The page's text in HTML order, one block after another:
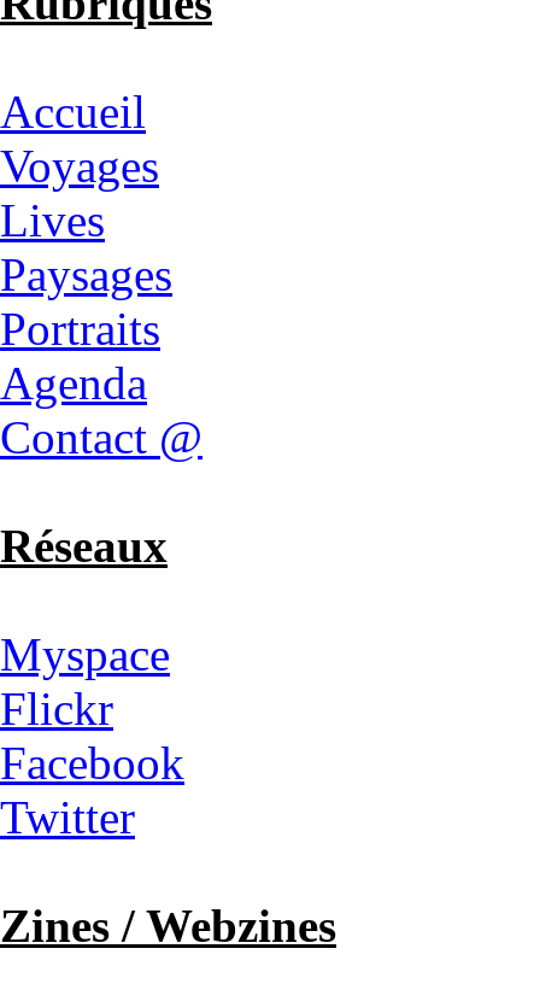
Accueil
Voyages
Lives
Paysages
Portraits
Agenda
Contact @
Réseaux
Myspace
Flickr
Facebook
Twitter
Zines / Webzines